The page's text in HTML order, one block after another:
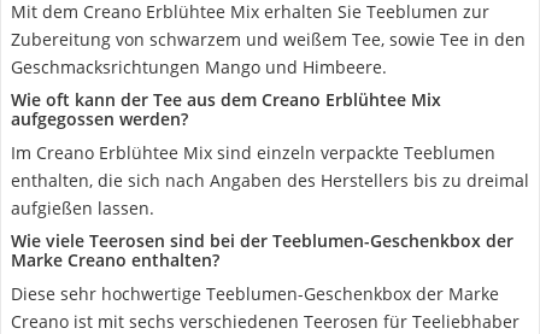
Mit dem Creano Erblühtee Mix erhalten Sie Teeblumen zur
Zubereitung von schwarzem und weißem Tee, sowie Tee in den
Geschmacksrichtungen Mango und Himbeere.
Wie oft kann der Tee aus dem Creano Erblühtee Mix
aufgegossen werden?
Im Creano Erblühtee Mix sind einzeln verpackte Teeblumen
enthalten, die sich nach Angaben des Herstellers bis zu dreimal
aufgießen lassen.
Wie viele Teerosen sind bei der Teeblumen-Geschenkbox der
Marke Creano enthalten?
Diese sehr hochwertige Teeblumen-Geschenkbox der Marke
Creano ist mit sechs verschiedenen Teerosen für Teeliebhaber